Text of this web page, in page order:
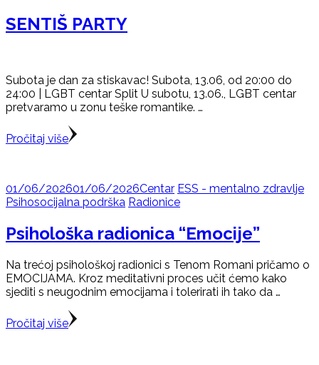
SENTIŠ PARTY
Subota je dan za stiskavac! Subota, 13.06, od 20:00 do
24:00 | LGBT centar Split U subotu, 13.06., LGBT centar
pretvaramo u zonu teške romantike. …
Pročitaj više
01/06/202601/06/2026Centar ESS - mentalno zdravlje
Psihosocijalna podrška Radionice
Psihološka radionica “Emocije”
Na trećoj psihološkoj radionici s Tenom Romani pričamo o
EMOCIJAMA. Kroz meditativni proces učit ćemo kako
sjediti s neugodnim emocijama i tolerirati ih tako da …
Pročitaj više